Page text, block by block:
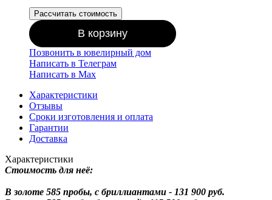
Рассчитать стоимость
В корзину
Позвонить в ювелирный дом
Написать в Телеграм
Написать в Мах
Характеристики
Отзывы
Сроки изготовления и оплата
Гарантии
Доставка
Характеристики
Стоимость для неё:
В золоте 585 пробы, с бриллиантами - 131 900 руб.